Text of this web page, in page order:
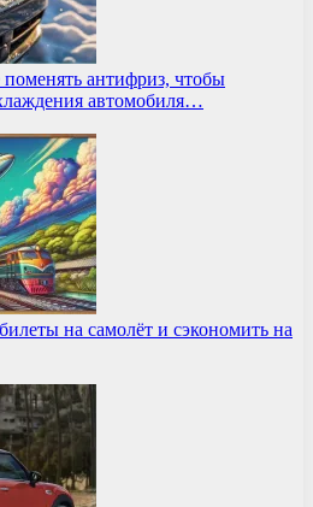
антифриз, чтобы
автомобиля…
на самолёт и сэкономить на